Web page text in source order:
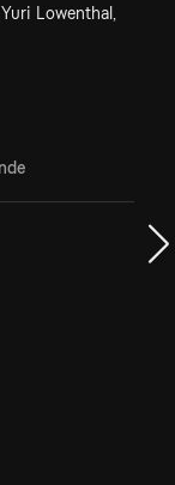
Lowenthal,